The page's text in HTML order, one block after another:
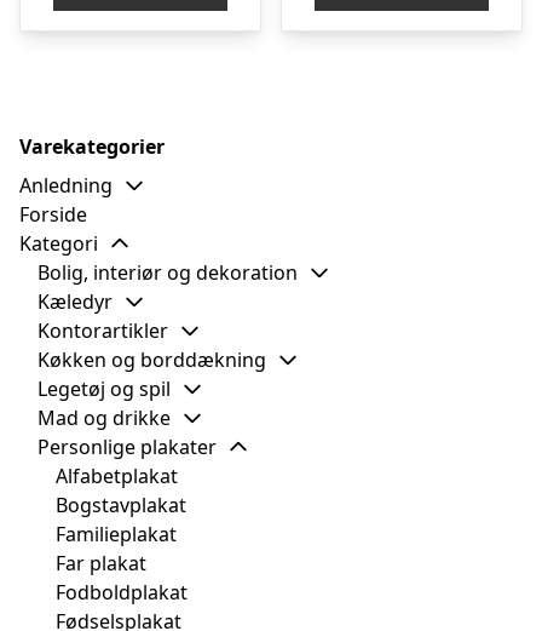
Varekategorier
Anledning
Forside
Kategori
Bolig, interiør og dekoration
Kæledyr
Kontorartikler
Køkken og borddækning
Legetøj og spil
Mad og drikke
Personlige plakater
Alfabetplakat
Bogstavplakat
Familieplakat
Far plakat
Fodboldplakat
Fødselsplakat